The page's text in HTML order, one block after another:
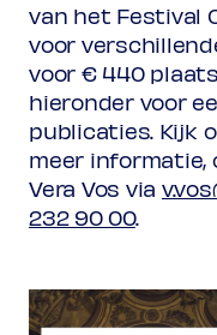
van het Festival
voor
voor € 440
hieronder voor
publicaties. Kijk
meer informatie,
Vera Vos via
232 90 00.